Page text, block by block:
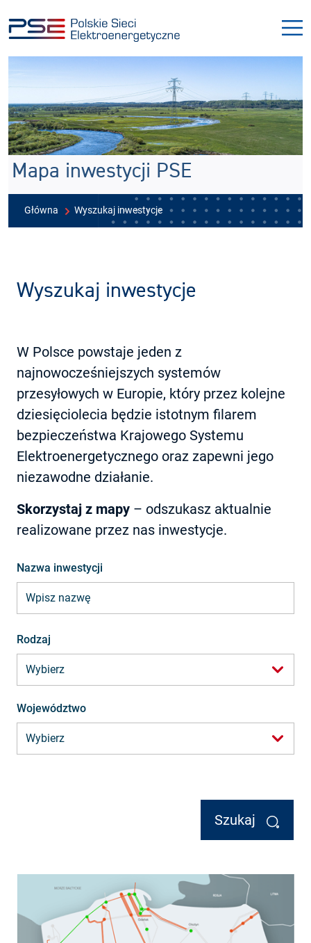
do
menu
do
treści
Mapa inwestycji PSE
Główna Wyszukaj inwestycje
Wyszukaj inwestycje
W Polsce powstaje jeden z
najnowocześniejszych systemów
przesyłowych w Europie, który przez kolejne
dziesięciolecia będzie istotnym filarem
bezpieczeństwa Krajowego Systemu
Elektroenergetycznego oraz zapewni jego
niezawodne działanie.
Skorzystaj z mapy – odszukasz aktualnie
realizowane przez nas inwestycje.
Nazwa inwestycji
Rodzaj
Województwo
Szukaj